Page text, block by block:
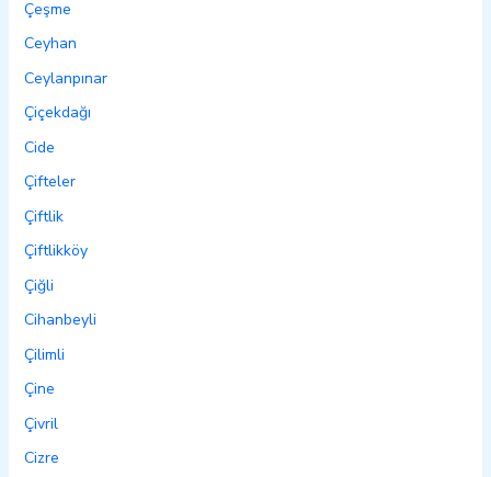
Çeşme
Ceyhan
Ceylanpınar
Çiçekdağı
Cide
Çifteler
Çiftlik
Çiftlikköy
Çiğli
Cihanbeyli
Çilimli
Çine
Çivril
Cizre